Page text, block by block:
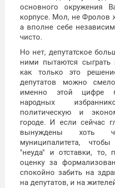
основного окружения
корпусе. Мол, не Фролов
а вполне себе
чисто.
Но нет, депутатское
ними пытаются
как только это
депутатов можно
именно этой цифре
народных
политическую и
городе. И если сейчас
вынуждены хоть
муниципалитета,
"неуда" и отставки, то,
оценку за
спокойно забить на
на депутатов, и на